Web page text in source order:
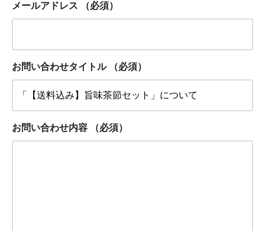
メールアドレス （必須）
お問い合わせタイトル （必須）
お問い合わせ内容 （必須）